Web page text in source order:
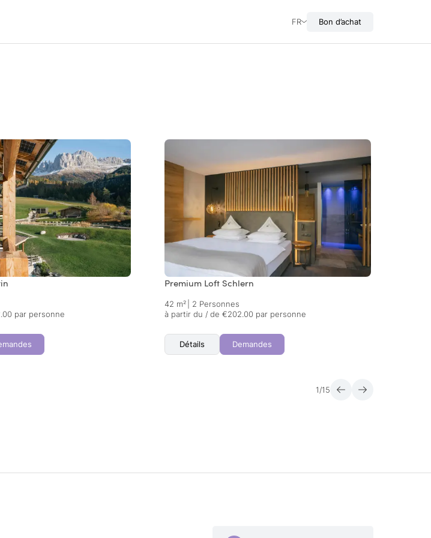
FR Bon d’achat
par personne
Premium Loft Schlern
42 m²
2 Personnes
à partir du / de €202.00 par personne
Détails Demandes
1 /15